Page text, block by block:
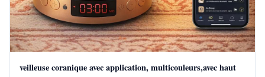
veilleuse coranique avec application, multicouleurs,avec haut